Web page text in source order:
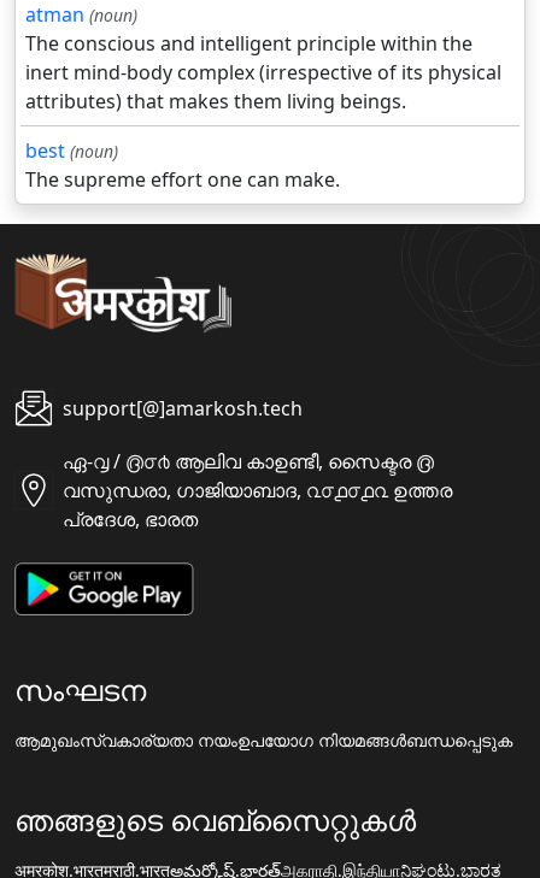
atman (noun)
The conscious and intelligent principle within the
inert mind-body complex (irrespective of its physical
attributes) that makes them living beings.
best (noun)
The supreme effort one can make.
support[@]amarkosh.tech
ഏ-൮ / ൫൦൪ ആലിവ കാഉണ്ടീ, സൈക്ടര ൫
വസുന്ധരാ, ഗാജിയാബാദ, ൨൦൧൦൧൨ ഉത്തര
പ്രദേശ, ഭാരത
സംഘടന
ആമുഖംസ്വകാര്യതാ നയംഉപയോഗ നിയമങ്ങൾബന്ധപ്പെടുക
ഞങ്ങളുടെ വെബ്സൈറ്റുകൾ
अमरकोश.भारतमराठी.भारतఅమర్కోష్.భారత్அகராதி.இந்தியாನಿಘಂಟು.ಭಾರತ